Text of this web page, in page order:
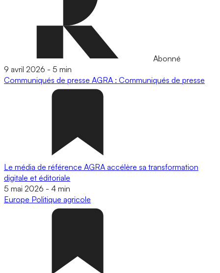
Abonné
9 avril 2026 - 5 min
Communiqués de presse AGRA : Communiqués de presse
Le média de référence AGRA accélère sa transformation
digitale et éditoriale
5 mai 2026 - 4 min
Europe Politique agricole